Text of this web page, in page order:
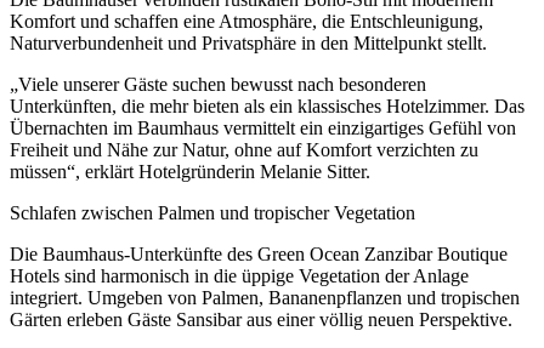
Komfort und schaffen eine Atmosphäre, die Entschleunigung,
Naturverbundenheit und Privatsphäre in den Mittelpunkt stellt.
„Viele unserer Gäste suchen bewusst nach besonderen
Unterkünften, die mehr bieten als ein klassisches Hotelzimmer. Das
Übernachten im Baumhaus vermittelt ein einzigartiges Gefühl von
Freiheit und Nähe zur Natur, ohne auf Komfort verzichten zu
müssen“, erklärt Hotelgründerin Melanie Sitter.
Schlafen zwischen Palmen und tropischer Vegetation
Die Baumhaus-Unterkünfte des Green Ocean Zanzibar Boutique
Hotels sind harmonisch in die üppige Vegetation der Anlage
integriert. Umgeben von Palmen, Bananenpflanzen und tropischen
Gärten erleben Gäste Sansibar aus einer völlig neuen Perspektive.